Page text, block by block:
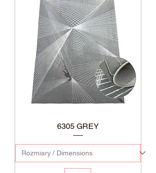
6305 GREY